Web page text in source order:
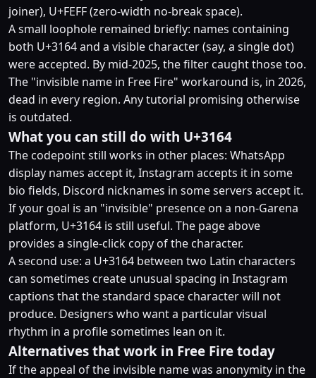
joiner), U+FEFF (zero-width no-break space).
A small loophole remained briefly: names containing
both U+3164 and a visible character (say, a single dot)
were accepted. By mid-2025, the filter caught those too.
The "invisible name in Free Fire" workaround is, in 2026,
dead in every region. Any tutorial promising otherwise
is outdated.
What you can still do with U+3164
The codepoint still works in other places: WhatsApp
display names accept it, Instagram accepts it in some
bio fields, Discord nicknames in some servers accept it.
If your goal is an "invisible" presence on a non-Garena
platform, U+3164 is still useful. The page above
provides a single-click copy of the character.
A second use: a U+3164 between two Latin characters
can sometimes create unusual spacing in Instagram
captions that the standard space character will not
produce. Designers who want a particular visual
rhythm in a profile sometimes lean on it.
Alternatives that work in Free Fire today
If the appeal of the invisible name was anonymity in the